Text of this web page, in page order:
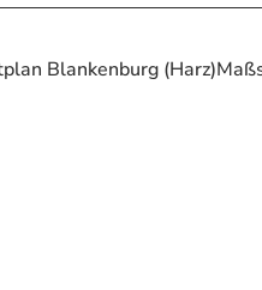
Blankenburg